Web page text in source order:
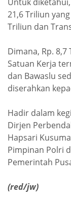
21,6 Triliun
Triliun dan
Dimana, Rp. 8,7
Satuan Kerja
dan Bawaslu
diserahkan
Hadir dalam
Dirjen
Hapsari
Pimpinan Polri
Pemerintah
(red/jw)